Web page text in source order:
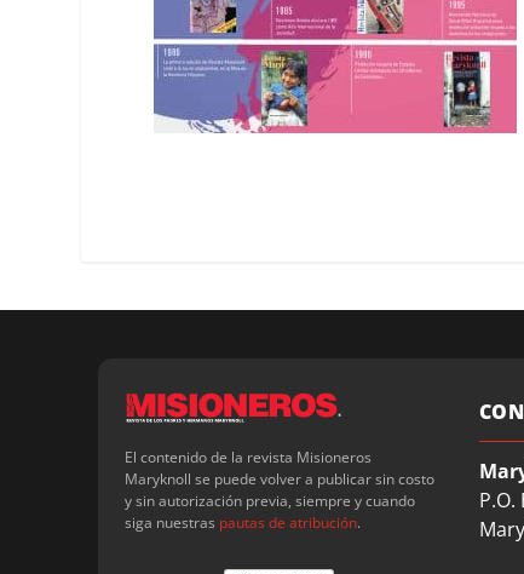
El contenido de la revista Misioneros
Maryknoll se puede volver a publicar sin costo
y sin autorización previa, siempre y cuando
siga nuestras pautas de atribución.
P.O.